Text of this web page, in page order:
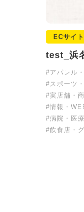
ECサイト
test_浜
#アパレル
#スポーツ
#実店舗・
#情報・
#病院・医
#飲食店・